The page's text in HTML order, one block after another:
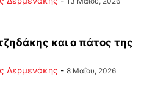
και ο πάτος της
Δερμενάκης - 8 Μαΐου, 2026